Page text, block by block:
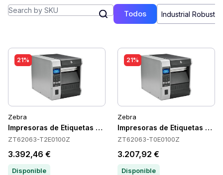
Todos Industrial Robusto
21%
Zebra
Impresoras de Etiquetas Zebra ZT62063-T2E0100Z
ZT62063-T2E0100Z
3.392,46 €
Disponible
21%
Zebra
Impresoras de Etiquetas
ZT62063-T0E0100Z
3.207,92 €
Disponible